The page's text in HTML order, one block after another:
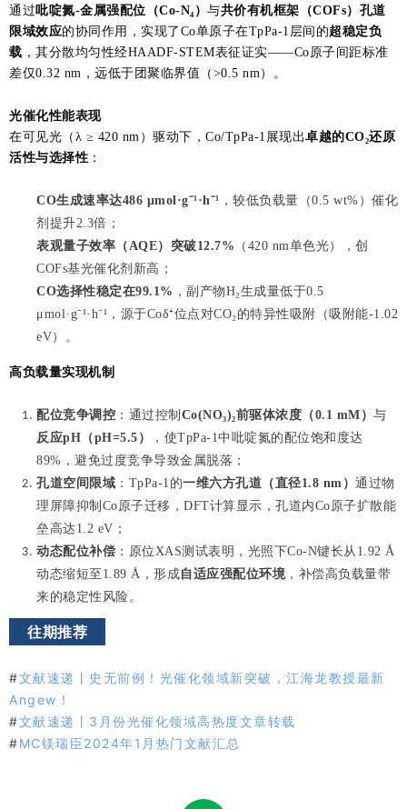
通过吡啶氮-金属强配位（Co-N₄） 与共价有机框架（COFs）孔道
限域效应的协同作用，实现了Co单原子在TpPa-1层间的超稳定负
载 ，其分散均匀性经HAADF-STEM表征证实——Co原子间距标准
差仅0.32 nm，远低于团聚临界值（>0.5 nm）。
光催化性能表现
在可见光（λ ≥ 420 nm）驱动下，Co/TpPa-1展现出卓越的CO₂还原
活性与选择性 ：
CO生成速率达486 μmol·g⁻¹·h⁻¹ ，较低负载量（0.5 wt%）催化
剂提升2.3倍；
表观量子效率（AQE）突破12.7% （420 nm单色光），创
COFs基光催化剂新高；
CO选择性稳定在99.1% ，副产物H₂生成量低于0.5
μmol·g⁻¹·h⁻¹，源于Coδ⁺位点对CO₂的特异性吸附（吸附能-1.02
eV）。
高负载量实现机制
配位竞争调控 ：通过控制 Co(NO₃)₂前驱体浓度（0.1 mM） 与
反应pH（pH=5.5）
，使TpPa-1中吡啶氮的配位饱和度达
89%，避免过度竞争导致金属脱落；
孔道空间限域 ：TpPa-1的一维六方孔道（直径1.8 nm） 通过物
理屏障抑制Co原子迁移，DFT计算显示，孔道内Co原子扩散能
垒高达1.2 eV；
动态配位补偿 ：原位XAS测试表明，光照下Co-N键长从1.92 Å
动态缩短至1.89 Å，形成自适应强配位环境 ，补偿高负载量带
来的稳定性风险。
往期推荐
#文献速递丨史无前例！光催化领域新突破，江海龙教授最新
Angew！
#文献速递丨3月份光催化领域高热度文章转载
#MC镁瑞臣2024年1月热门文献汇总